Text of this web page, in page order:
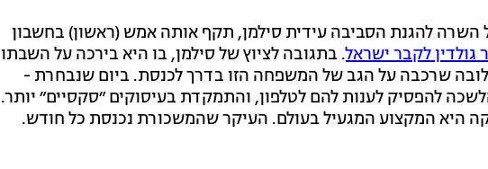
השרה להגנת הסביבה עידית סילמן, תקף אותה אמש (ראשון) בחשבון
לקבר ישראל. בתגובה לציוץ של סילמן, בו היא בירכה על השבתו
שרכבה על הגב של המשפחה הזו בדרך לכנסת. ביום שנבחרת -
להפסיק לענות להם לטלפון, והתמקדת בעיסוקים ״סקסיים״ יותר.
היא המקצוע המגעיל בעולם. העיקר שהמשכורת נכנסת כל חודש.